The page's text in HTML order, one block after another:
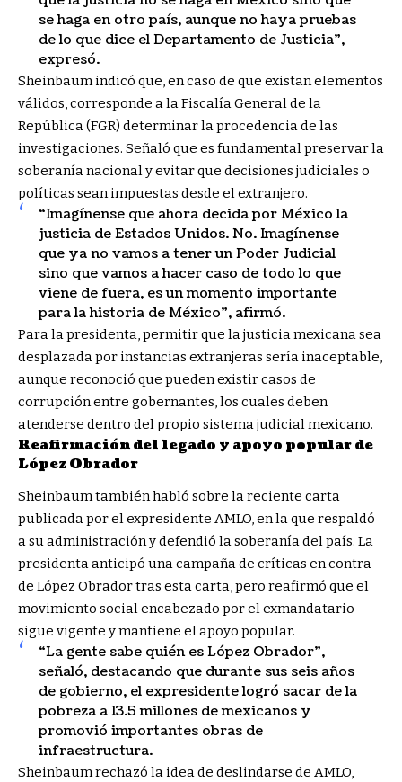
se haga en otro país, aunque no haya pruebas
de lo que dice el Departamento de Justicia”,
expresó.
Sheinbaum indicó que, en caso de que existan elementos
válidos, corresponde a la Fiscalía General de la
República (FGR) determinar la procedencia de las
investigaciones. Señaló que es fundamental preservar la
soberanía nacional y evitar que decisiones judiciales o
políticas sean impuestas desde el extranjero.
“Imagínense que ahora decida por México la
justicia de Estados Unidos. No. Imagínense
que ya no vamos a tener un Poder Judicial
sino que vamos a hacer caso de todo lo que
viene de fuera, es un momento importante
para la historia de México”, afirmó.
Para la presidenta, permitir que la justicia mexicana sea
desplazada por instancias extranjeras sería inaceptable,
aunque reconoció que pueden existir casos de
corrupción entre gobernantes, los cuales deben
atenderse dentro del propio sistema judicial mexicano.
Reafirmación del legado y apoyo popular de
López Obrador
Sheinbaum también habló sobre la reciente carta
publicada por el expresidente AMLO, en la que respaldó
a su administración y defendió la soberanía del país. La
presidenta anticipó una campaña de críticas en contra
de López Obrador tras esta carta, pero reafirmó que el
movimiento social encabezado por el exmandatario
sigue vigente y mantiene el apoyo popular.
“La gente sabe quién es López Obrador”,
señaló, destacando que durante sus seis años
de gobierno, el expresidente logró sacar de la
pobreza a 13.5 millones de mexicanos y
promovió importantes obras de
infraestructura.
Sheinbaum rechazó la idea de deslindarse de AMLO,